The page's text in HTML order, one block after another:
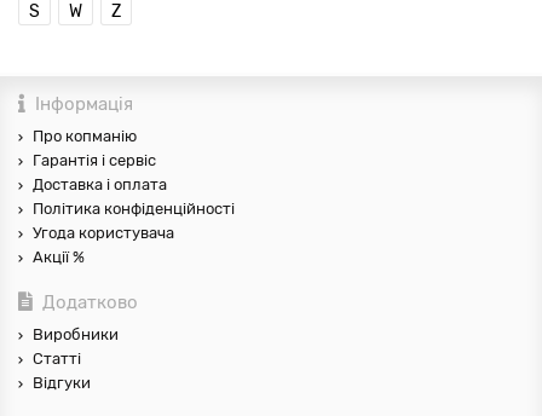
S
W Z
Інформація
Про копманію
Гарантія і сервіс
Доставка і оплата
Політика конфіденційності
Угода користувача
Акції %
Додатково
Виробники
Статті
Відгуки